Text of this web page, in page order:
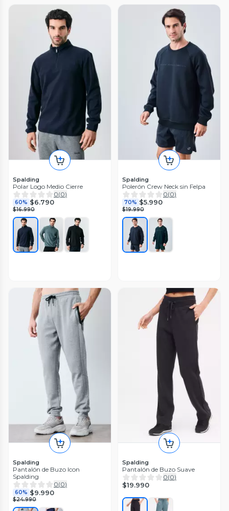
Spalding
Polar Logo Medio Cierre
0(0)
60% $6.790
$16.990
Spalding
Polerón Crew Neck sin Felpa
0(0)
70% $5.990
$19.990
Spalding
Pantalón de Buzo Icon
Spalding
0(0)
60% $9.990
$24.990
Spalding
Pantalón de Buzo Suave
0(0)
$19.990